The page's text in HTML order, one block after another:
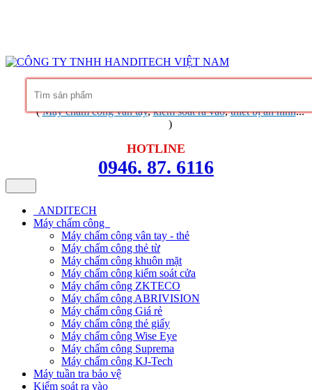
(Máy chấm công vân tay,kiểm soát ra vào,thiết bị an ninh...
)
HOTLINE
0946. 87. 6116
ANDITECH
Máy chấm công
Máy chấm công vân tay - thẻ
Máy chấm công thẻ từ
Máy chấm công khuôn mặt
Máy chấm công kiểm soát cửa
Máy chấm công ZKTECO
Máy chấm công ABRIVISION
Máy chấm công Giá rẻ
Máy chấm công thẻ giấy
Máy chấm công Wise Eye
Máy chấm công Suprema
Máy chấm công KJ-Tech
Máy tuần tra bảo vệ
Kiểm soát ra vào